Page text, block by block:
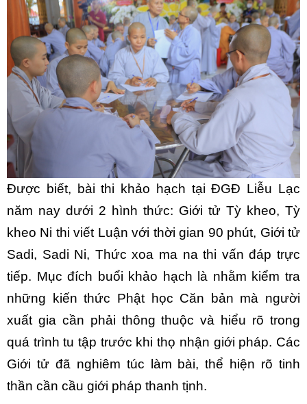
Được biết, bài thi khảo hạch tại ĐGĐ Liễu Lạc
năm nay dưới 2 hình thức: Giới tử Tỳ kheo, Tỳ
kheo Ni thi viết Luận với thời gian 90 phút, Giới tử
Sadi, Sadi Ni, Thức xoa ma na thi vấn đáp trực
tiếp. Mục đích buổi khảo hạch là nhằm kiểm tra
những kiến thức Phật học Căn bản mà người
xuất gia cần phải thông thuộc và hiểu rõ trong
quá trình tu tập trước khi thọ nhận giới pháp. Các
Giới tử đã nghiêm túc làm bài, thể hiện rõ tinh
thần cần cầu giới pháp thanh tịnh.